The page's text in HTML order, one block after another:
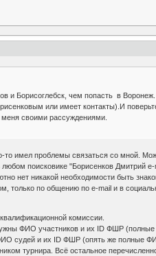
Борисоглебск, чем попасть в
или имеет контакты).И
меня своими рассуждениями.
то имел проблемы связаться со мной.
поисковике "Борисенков Дмитрий e-
нет никакой необходимости быть
только по общению по e-mail и в
комиссии.
ФИО участников и их ID ФШР
судей и их ID ФШР (опять же полные
турнира. Всё остальное